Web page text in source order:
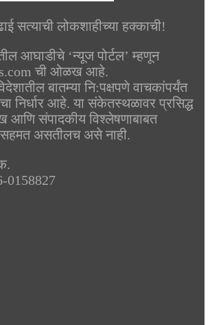
सत्याची लोकशाहीच्या हक्काची!
आघाडीचे ‘न्यूज पोर्टल’ म्हणून
ची ओळख आहे.
बातम्या नि:पक्षपणे वाचकांपर्यंत
निर्धार आहे. या संकेतस्थळावर प्रसिद्ध
आणि संपादकीय विश्लेषणाबाबत
असतीलच असे नाही.
0158827